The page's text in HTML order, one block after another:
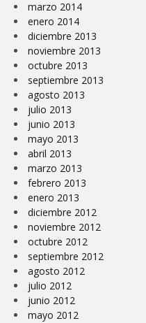
marzo 2014
enero 2014
diciembre 2013
noviembre 2013
octubre 2013
septiembre 2013
agosto 2013
julio 2013
junio 2013
mayo 2013
abril 2013
marzo 2013
febrero 2013
enero 2013
diciembre 2012
noviembre 2012
octubre 2012
septiembre 2012
agosto 2012
julio 2012
junio 2012
mayo 2012